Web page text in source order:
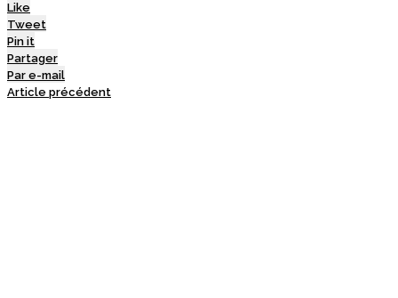
Like
Tweet
Pin it
Partager
Par e-mail
Article précédent